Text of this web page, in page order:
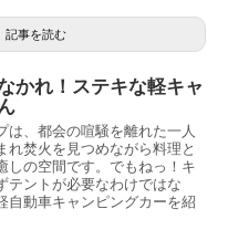
記事を読む
かれ！ステキな軽キャ
は、都会の喧騒を離れた一人
れ焚火を見つめながら料理と
しの空間です。でもねっ！キ
テントが必要なわけではな
自動車キャンピングカーを紹